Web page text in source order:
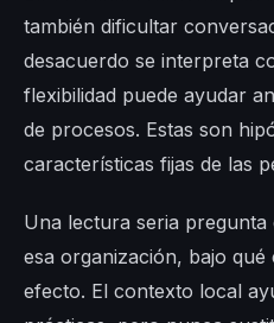
también dificultar
desacuerdo se interpreta
flexibilidad puede ayudar
de procesos. Estas son
características fijas de las
Una lectura seria
esa organización, bajo
efecto. El contexto local